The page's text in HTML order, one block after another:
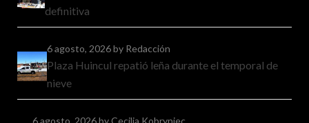
definitiva
6 agosto, 2026by Redacción
Plaza Huincul repatió leña durante el temporal de
nieve
6 agosto, 2026by Cecilia Kobryniec